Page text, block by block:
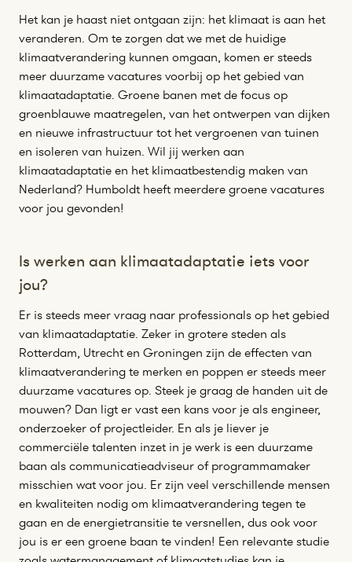
Het kan je haast niet ontgaan zijn: het klimaat is aan het
veranderen. Om te zorgen dat we met de huidige
klimaatverandering kunnen omgaan, komen er steeds
meer duurzame vacatures voorbij op het gebied van
klimaatadaptatie. Groene banen met de focus op
groenblauwe maatregelen, van het ontwerpen van dijken
en nieuwe infrastructuur tot het vergroenen van tuinen
en isoleren van huizen. Wil jij werken aan
klimaatadaptatie en het klimaatbestendig maken van
Nederland? Humboldt heeft meerdere groene vacatures
voor jou gevonden!
Is werken aan klimaatadaptatie iets voor
jou?
Er is steeds meer vraag naar professionals op het gebied
van klimaatadaptatie. Zeker in grotere steden als
Rotterdam, Utrecht en Groningen zijn de effecten van
klimaatverandering te merken en poppen er steeds meer
duurzame vacatures op. Steek je graag de handen uit de
mouwen? Dan ligt er vast een kans voor je als engineer,
onderzoeker of projectleider. En als je liever je
commerciële talenten inzet in je werk is een duurzame
baan als communicatieadviseur of programmamaker
misschien wat voor jou. Er zijn veel verschillende mensen
en kwaliteiten nodig om klimaatverandering tegen te
gaan en de energietransitie te versnellen, dus ook voor
jou is er een groene baan te vinden! Een relevante studie